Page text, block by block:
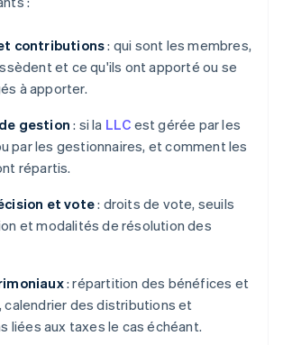
contributions: qui sont les membres,
et ce qu'ils ont apporté ou se
à apporter.
gestion : si la LLC est gérée par les
par les gestionnaires, et comment les
répartis.
et vote: droits de vote, seuils
et modalités de résolution des
: répartition des bénéfices et
calendrier des distributions et
liées aux taxes le cas échéant.